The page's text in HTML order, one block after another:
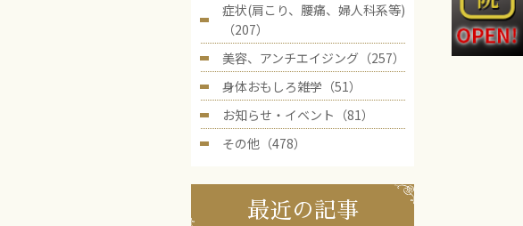
症状(肩こり、腰痛、婦人科系等)
（207）
美容、アンチエイジング（257）
身体おもしろ雑学（51）
お知らせ・イベント（81）
その他（478）
最近の記事